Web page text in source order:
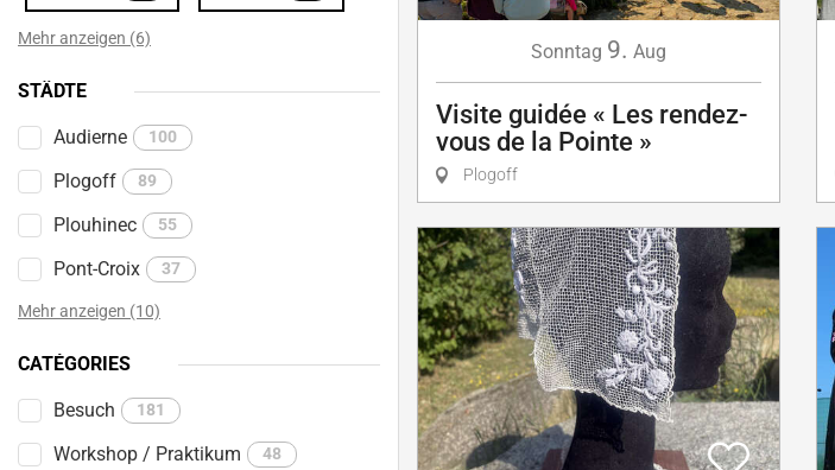
Mehr anzeigen (6)
STÄDTE
Audierne 100
Plogoff 89
Plouhinec 55
Pont-Croix 37
Mehr anzeigen (10)
CATÉGORIES
Besuch 181
Workshop / Praktikum 48
Sonntag 9. Aug
Visite guidée « Les rendez-
vous de la Pointe »
Plogoff